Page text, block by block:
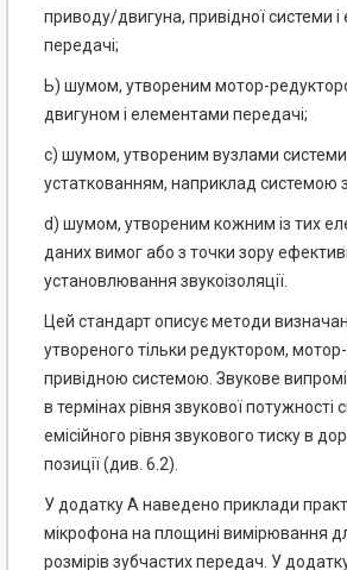
приводу/двигуна, привідної системи і
передачі;
Ь) шумом, утвореним мотор-
двигуном і елементами передачі;
с) шумом, утвореним вузлами
устаткованням, наприклад системою
d) шумом, утвореним кожним із тих
даних вимог або з точки зору
установлювання звукоізоляції.
Цей стандарт описує методи
утвореного тільки редуктором,
привідною системою. Звукове
в термінах рівня звукової потужності
емісійного рівня звукового тиску в
позиції (див. 6.2).
У додатку А наведено приклади
мікрофона на площині вимірювання
розмірів зубчастих передач. У